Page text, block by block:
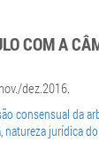
COM A
dez.2016.
consensual da
, natureza jurídica